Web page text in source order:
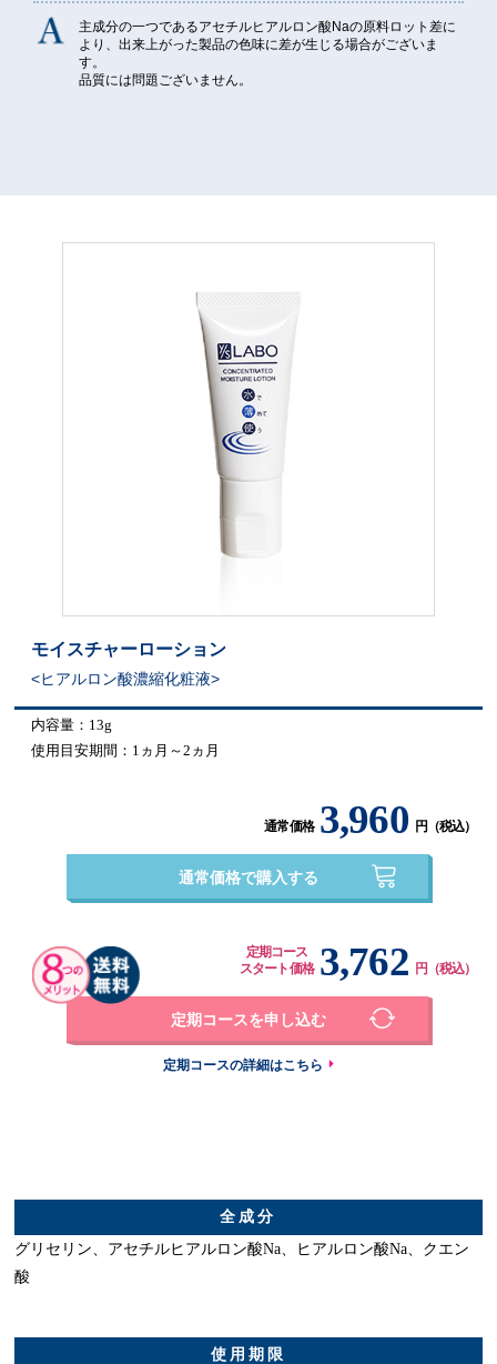
主成分の一つであるアセチルヒアルロン酸Naの原料ロット差に
より、出来上がった製品の色味に差が生じる場合がございま
す。
品質には問題ございません。
モイスチャーローション
ヒアルロン酸濃縮化粧液
内容量：13g
使用目安期間：1ヵ月～2ヵ月
通常価格 3,960 円（税込）
通常価格で購入する
定期コース
スタート価格 3,762 円（税込）
定期コースを申し込む
定期コースの詳細はこちら
全成分
グリセリン、アセチルヒアルロン酸Na、ヒアルロン酸Na、クエン
酸
使用期限